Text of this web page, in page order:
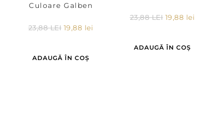
Culoare Galben
23,88LEI 19,88 lei
ADAUGĂ ÎN COȘ
23,88LEI 19,88 lei
ADAUGĂ ÎN COȘ